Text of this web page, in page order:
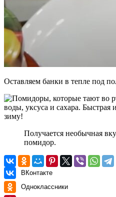
Оставляем банки в тепле под
Получается необычная
помидор.
ВКонтакте
Одноклассники